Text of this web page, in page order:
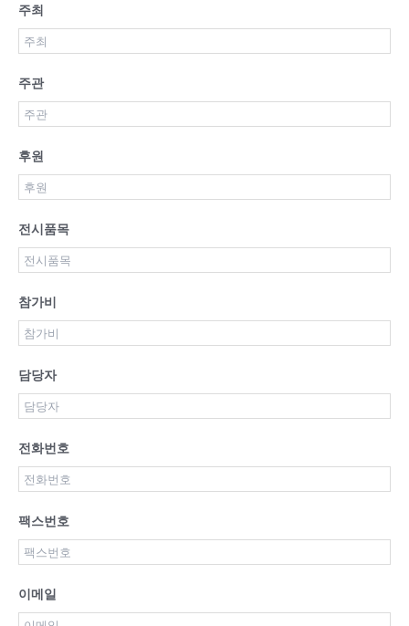
주최
주관
후원
전시품목
참가비
담당자
전화번호
팩스번호
이메일